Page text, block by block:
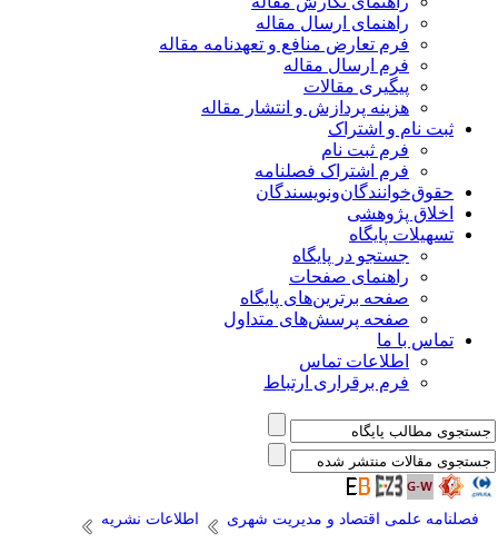
راهنمای ارسال مقاله
فرم تعارض منافع و تعهدنامه مقاله
فرم ارسال مقاله
پیگیری مقالات
هزینه پردازش و انتشار مقاله
ثبت نام و اشتراک
فرم ثبت نام
فرم اشتراک فصلنامه
حقوق‌خوانندگان‌و‌نویسندگان
اخلاق پژوهشی
تسهیلات پایگاه
جستجو در پایگاه
راهنمای صفحات
صفحه برترین‌های پایگاه
صفحه پرسش‌های متداول
تماس با ما
اطلاعات تماس
فرم برقراری ارتباط
فصلنامه علمی اقتصاد و مدیریت شهری
اطلاعات نشریه